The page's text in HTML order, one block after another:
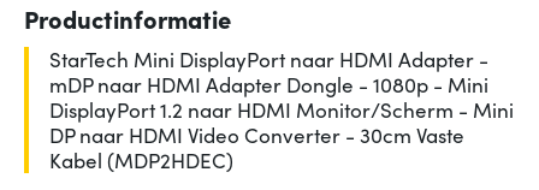
Productinformatie
StarTech Mini DisplayPort naar HDMI Adapter -
mDP naar HDMI Adapter Dongle - 1080p - Mini
DisplayPort 1.2 naar HDMI Monitor/Scherm - Mini
DP naar HDMI Video Converter - 30cm Vaste
Kabel (MDP2HDEC)